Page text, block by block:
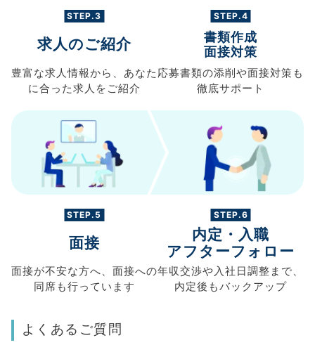
STEP.3
求人のご紹介
豊富な求人情報から、 あなた
に合った求人を ご紹介
STEP.4
書類作成
面接対策
応募書類の添削や面接対策も
徹底サポート
STEP.5
面接
面接が不安な方へ、 面接への
同席も行っています
STEP.6
内定・入職
アフターフォロー
年収交渉や入社日調整まで、
内定後もバックアップ
よくあるご質問